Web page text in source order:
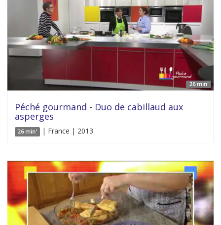
26 min'
Péché gourmand - Duo de cabillaud aux
asperges
26 min' | France | 2013